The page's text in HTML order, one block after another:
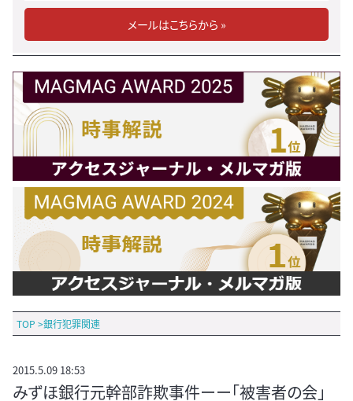
メールはこちらから »
TOP >銀行犯罪関連
2015.5.09 18:53
みずほ銀行元幹部詐欺事件ーー「被害者の会」